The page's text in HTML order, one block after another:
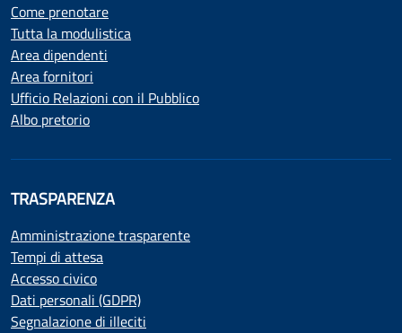
Come prenotare
Tutta la modulistica
Area dipendenti
Area fornitori
Ufficio Relazioni con il Pubblico
Albo pretorio
TRASPARENZA
Amministrazione trasparente
Tempi di attesa
Accesso civico
Dati personali (GDPR)
Segnalazione di illeciti